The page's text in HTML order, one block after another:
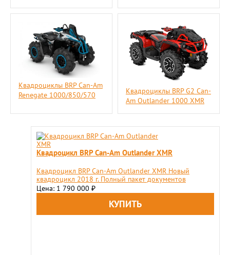
Квадроциклы BRP Can-Am
Renegate 1000/850/570
Квадроциклы BRP G2 Can-
Am Outlander 1000 XMR
Квадроцикл BRP Can-Am Outlander XMR
Квадроцикл BRP Can-Am Outlander XMR Новый
квадроцикл 2018 г. Полный пакет документов
Цена: 1 790 000 ₽